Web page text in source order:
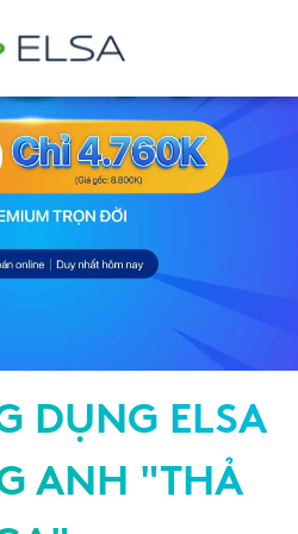
DỤNG ELSA
ANH "THẢ